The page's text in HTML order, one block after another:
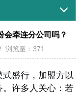
会牵连分公司吗？
浏览量：371
盛行，加盟方以
许多人关心：若